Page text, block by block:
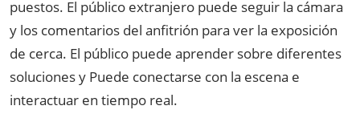
puestos. El público extranjero puede seguir la cámara
y los comentarios del anfitrión para ver la exposición
de cerca. El público puede aprender sobre diferentes
soluciones y Puede conectarse con la escena e
interactuar en tiempo real.